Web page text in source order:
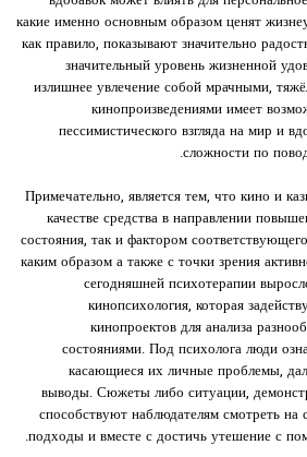
какие именно основным образом ценят
как правило, показывают значительно
значительный уровень жизненной
излишнее увлечение собой мрачными,
кинопроизведениями имеет
пессимистического взгляда на мир и
сложности по
Примечательно, является тем, что кино и
качестве средства в направлении
состояния, так и фактором
каким образом а также с точки зрения
сегодняшней психотерапии
кинопсихология, которая
кинопроектов для анализа
состояниями. Под психолога люди
касающиеся их личные проблемы,
выводы. Сюжеты либо ситуации,
способствуют наблюдателям смотреть на
подходы и вместе с достичь утешение с